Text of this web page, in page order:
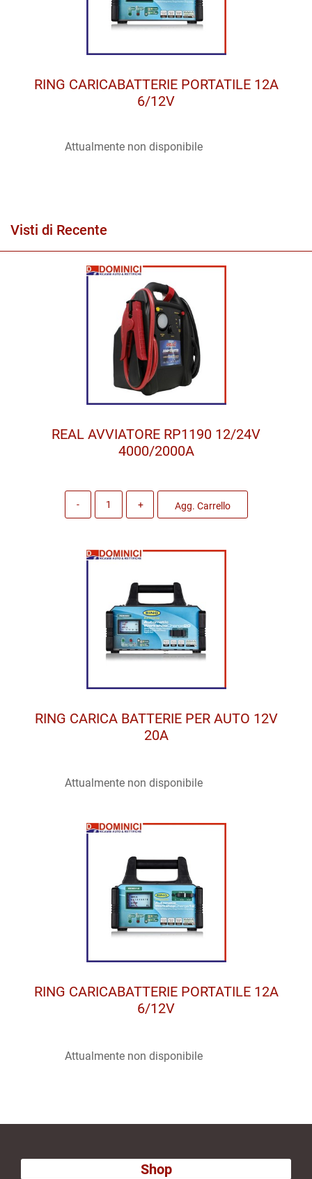
RING CARICABATTERIE PORTATILE 12A
6/12V
Attualmente non disponibile
Visti di Recente
REAL AVVIATORE RP1190 12/24V
4000/2000A
Agg. Carrello
RING CARICA BATTERIE PER AUTO 12V
20A
Attualmente non disponibile
RING CARICABATTERIE PORTATILE 12A
6/12V
Attualmente non disponibile
Shop